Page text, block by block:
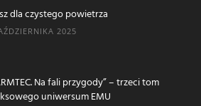
dla czystego powietrza
2025
Na fali przygody” – trzeci tom
uniwersum EMU